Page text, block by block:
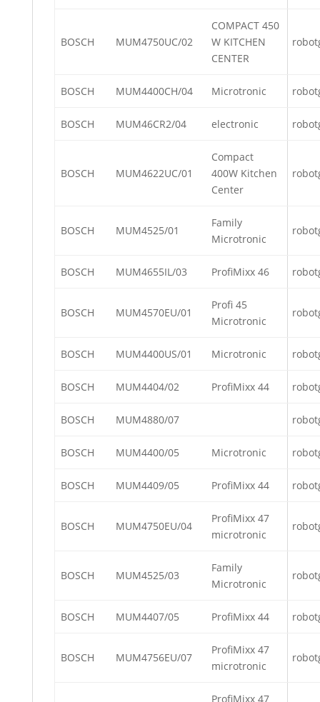
BOSCH MUM4750UC/02
COMPACT 450
W KITCHEN
CENTER
BOSCH MUM4400CH/04 Microtronic
BOSCH MUM46CR2/04 electronic
BOSCH MUM4622UC/01
Compact
400W Kitchen
Center
BOSCH MUM4525/01
Family
Microtronic
BOSCH MUM4655IL/03 ProfiMixx 46
BOSCH MUM4570EU/01
Profi 45
Microtronic
BOSCH MUM4400US/01 Microtronic
BOSCH MUM4404/02 ProfiMixx 44
BOSCH MUM4880/07
BOSCH MUM4400/05 Microtronic
BOSCH MUM4409/05 ProfiMixx 44
BOSCH MUM4750EU/04
ProfiMixx 47
microtronic
BOSCH MUM4525/03
Family
Microtronic
BOSCH MUM4407/05 ProfiMixx 44
BOSCH MUM4756EU/07
ProfiMixx 47
microtronic
ProfiMixx 47